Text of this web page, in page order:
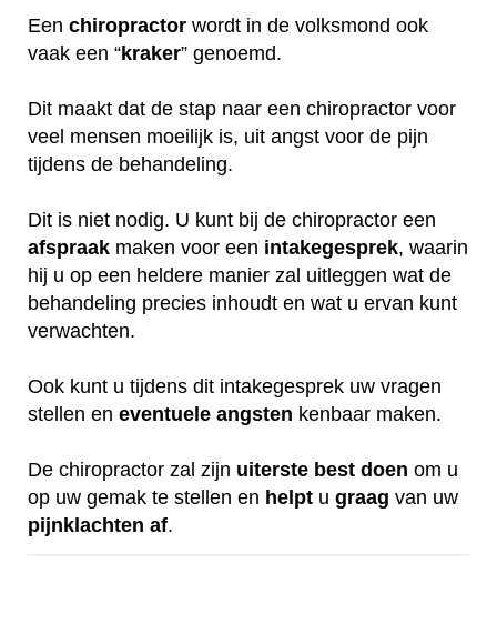
Een chiropractor wordt in de volksmond ook
vaak een “kraker” genoemd.
Dit maakt dat de stap naar een chiropractor voor
veel mensen moeilijk is, uit angst voor de pijn
tijdens de behandeling.
Dit is niet nodig. U kunt bij de chiropractor een
afspraak maken voor een intakegesprek, waarin
hij u op een heldere manier zal uitleggen wat de
behandeling precies inhoudt en wat u ervan kunt
verwachten.
Ook kunt u tijdens dit intakegesprek uw vragen
stellen en eventuele angsten kenbaar maken.
De chiropractor zal zijn uiterste best doen om u
op uw gemak te stellen en helpt u graag van uw
pijnklachten af.